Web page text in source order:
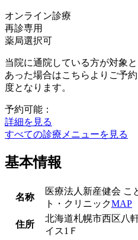
オンライン診療
再診専用
薬局選択可
当院に通院している方が対象
あった場合はこちらよりご予
度となります。
予約可能：
詳細を見る
すべての診療メニューを見る
基本情報
名称
医療法人新産健会 こ
ト・クリニックMAP
住所
北海道札幌市西区八
イス1Ｆ